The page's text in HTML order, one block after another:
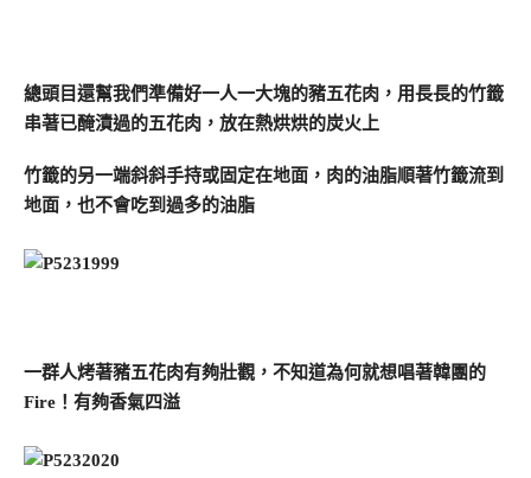
總頭目還幫我們準備好一人一大塊的豬五花肉，用長長的竹籤
串著已醃漬過的五花肉，放在熱烘烘的炭火上
竹籤的另一端斜斜手持或固定在地面，肉的油脂順著竹籤流到
地面，也不會吃到過多的油脂
一群人烤著豬五花肉有夠壯觀，不知道為何就想唱著韓團的
Fire！有夠香氣四溢